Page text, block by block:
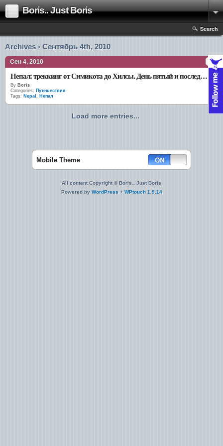
Boris.. Just Boris
Search
Archives › Сентябрь 4th, 2010
Сен 4, 2010
Непал: треккинг от Симикота до Хилсы. День пятый и последний
By Boris
Categories: Путешествия
Tags: Nepal , Непал
Load more entries...
Mobile Theme
All content Copyright © Boris.. Just Boris
Powered by WordPress + WPtouch 1.9.14